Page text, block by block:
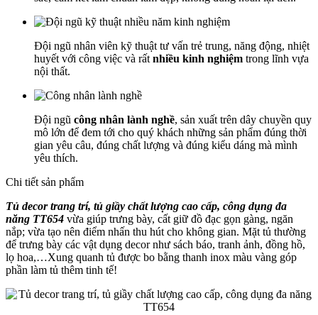
Đội ngũ nhân viên kỹ thuật tư vấn trẻ trung, năng động, nhiệt
huyết với công việc và rất nhiều kinh nghiệm trong lĩnh vựa
nội thất.
Đội ngũ công nhân lành nghề, sản xuất trên dây chuyền quy
mô lớn để đem tới cho quý khách những sản phẩm đúng thời
gian yêu câu, đúng chất lượng và đúng kiểu dáng mà mình
yêu thích.
Chi tiết sản phẩm
Tủ decor trang trí, tủ giầy chất lượng cao cấp, công dụng đa
năng TT654 vừa giúp trưng bày, cất giữ đồ đạc gọn gàng, ngăn
nắp; vừa tạo nên điểm nhấn thu hút cho không gian. Mặt tủ thường
để trưng bày các vật dụng decor như sách báo, tranh ảnh, đồng hồ,
lọ hoa,…Xung quanh tủ được bo bằng thanh inox màu vàng góp
phần làm tủ thêm tinh tế!